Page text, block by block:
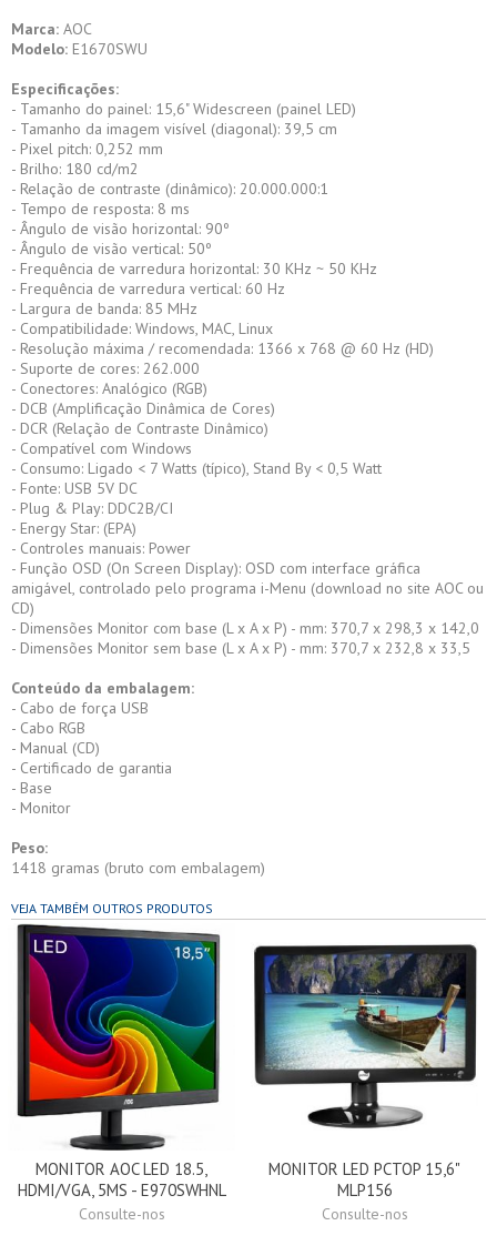
Marca: AOC
Modelo: E1670SWU
Especificações:
- Tamanho do painel: 15,6" Widescreen (painel LED)
- Tamanho da imagem visível (diagonal): 39,5 cm
- Pixel pitch: 0,252 mm
- Brilho: 180 cd/m2
- Relação de contraste (dinâmico): 20.000.000:1
- Tempo de resposta: 8 ms
- Ângulo de visão horizontal: 90º
- Ângulo de visão vertical: 50º
- Frequência de varredura horizontal: 30 KHz ~ 50 KHz
- Frequência de varredura vertical: 60 Hz
- Largura de banda: 85 MHz
- Compatibilidade: Windows, MAC, Linux
- Resolução máxima / recomendada: 1366 x 768 @ 60 Hz (HD)
- Suporte de cores: 262.000
- Conectores: Analógico (RGB)
- DCB (Amplificação Dinâmica de Cores)
- DCR (Relação de Contraste Dinâmico)
- Compatível com Windows
- Consumo: Ligado < 7 Watts (típico), Stand By < 0,5 Watt
- Fonte: USB 5V DC
- Plug & Play: DDC2B/CI
- Energy Star: (EPA)
- Controles manuais: Power
- Função OSD (On Screen Display): OSD com interface gráfica
amigável, controlado pelo programa i-Menu (download no site AOC ou
CD)
- Dimensões Monitor com base (L x A x P) - mm: 370,7 x 298,3 x 142,0
- Dimensões Monitor sem base (L x A x P) - mm: 370,7 x 232,8 x 33,5
Conteúdo da embalagem:
- Cabo de força USB
- Cabo RGB
- Manual (CD)
- Certificado de garantia
- Base
- Monitor
Peso:
1418 gramas (bruto com embalagem)
VEJA TAMBÉM OUTROS PRODUTOS
MONITOR AOC LED 18.5,
HDMI/VGA, 5MS - E970SWHNL
Consulte-nos
MONITOR LED PCTOP 15,6"
MLP156
Consulte-nos